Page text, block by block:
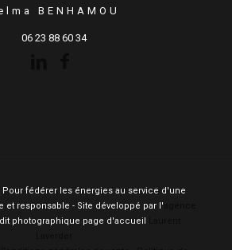
BENHAMOU
06 23 88 60 34
Pour fédérer les énergies au service d'une
et responsable - Site développé par l'
photographique page d'accueil